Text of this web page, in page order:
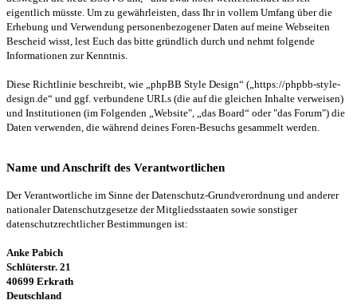
eigentlich müsste. Um zu gewährleisten, dass Ihr in vollem Umfang über die
Erhebung und Verwendung personenbezogener Daten auf meine Webseiten
Bescheid wisst, lest Euch das bitte gründlich durch und nehmt folgende
Informationen zur Kenntnis.
Diese Richtlinie beschreibt, wie „phpBB Style Design“ („https://phpbb-style-
design.de“ und ggf. verbundene URLs (die auf die gleichen Inhalte verweisen)
und Institutionen (im Folgenden „Website", „das Board“ oder "das Forum") die
Daten verwenden, die während deines Foren-Besuchs gesammelt werden.
Name und Anschrift des Verantwortlichen
Der Verantwortliche im Sinne der Datenschutz-Grundverordnung und anderer
nationaler Datenschutzgesetze der Mitgliedsstaaten sowie sonstiger
datenschutzrechtlicher Bestimmungen ist:
Anke Pabich
Schlüterstr. 21
40699 Erkrath
Deutschland